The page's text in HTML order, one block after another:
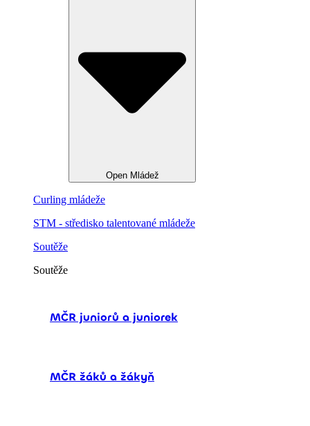
Open Mládež
Curling mládeže
STM - středisko talentované mládeže
Soutěže
Soutěže
MČR juniorů a juniorek
MČR žáků a žákyň